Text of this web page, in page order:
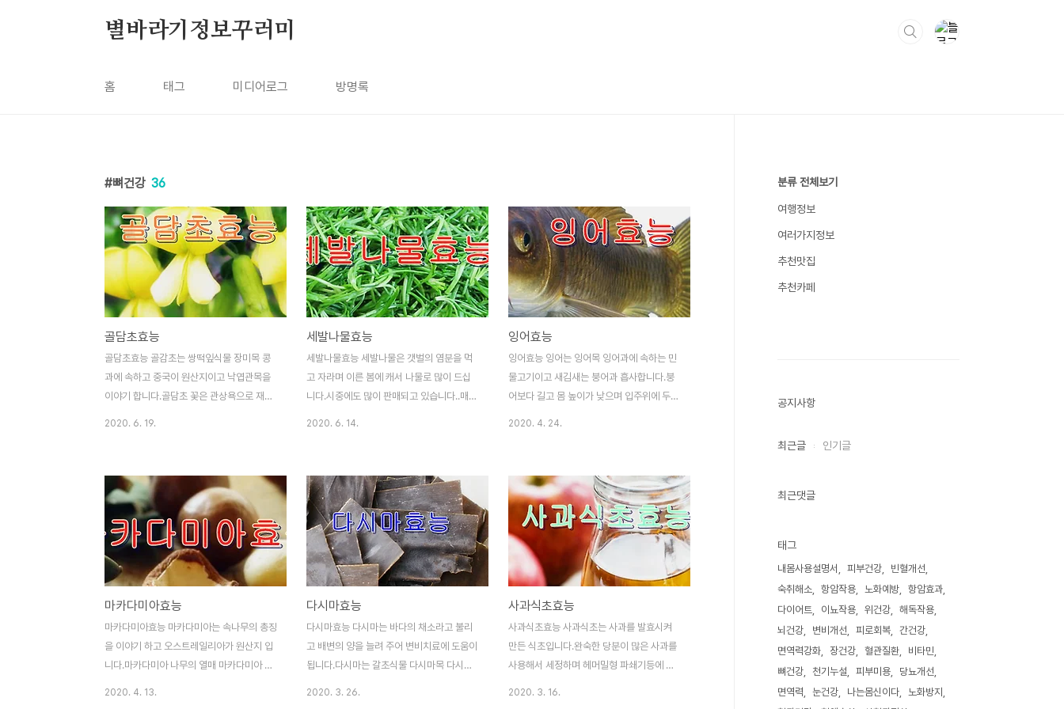
별바라기정보꾸러미
홈 태그 미디어로그 방명록
뼈건강 36
골담초효능
골담초효능 골감초는 쌍떡잎식물 장미목 콩
과에 속하고 중국이 원산지이고 낙엽관목을
이야기 합니다.골담초 꽃은 관상욕으로 재배
을 골담근 금작근이라고 하며 관절통,진통,강
심 이요작용을 촉진하는데 이용됩니다.그럼
골담초 효능을 자세히 알아 보겠습니다. 1.심
혈관질환에 효과골담초는 심혈관질환에 효과
가 있습니다.골담초에는 알칼로이드,사포니.
파코스테롤 등 여러가지 항산화 성분이 들어
있습니다.이 성분들은 혈중 콜레스테롤 수치
를 낮추어 줍니다.그래서 혈액순환과 혈류개
선에 도움이 됩니다.또한 혈압을 강하하고 혈
전방지에도 도움이 됩니다.주기적으로 드시
2020. 6. 19.
세발나물효능
세발나물효능 세발나물은 갯벌의 염분을 먹
고 자라며 이른 봄에 캐서 나물로 많이 드십
니다.시중에도 많이 판매되고 있습니다..매면
다양한 요리에 사용됩니다.그럼 세발나물 효
능을 자세히 알아 보겠습니다 1.뼈 건강에 도
움이 된다세발나물은 칼슘 성분이 들어 있습
니다.그래서 뼈를 튼튼하게 해주며 칼슘 성분
흡수를 도와주며 골다공증 예방에 효과가 있
습니다.칼슘의 함량이 시금치의 20배 정도
이며 바나나는 12배 정도 입니다. 2.항산화.
항암 작용을 한다세발나물에는 베타카로틴
성분이 들어 있습니다.이 성분은 체내 유해한
활성산소를 제거해 주면 세포손..
2020. 6. 14.
잉어효능
잉어효능 잉어는 잉어목 잉어과에 속하는 민
물고기이고 새김새는 붕어과 흡사합니다.붕
어보다 길고 몸 높이가 낮으며 입주위에 두쌍
체적인 잉어 효능을 알아 보겠습니다 1.기력
회복에 도움이 된다잉어에는 단백질과 미네
랄 성분이 들어 있어서 신진대사를 촉진해 줍
니다.그리고 기력을 회복해 주는 효능이 있습
니다.에너지 대사에 큰 영향을 주는 비타민
b1.비타민b2 성분도 들어 있으며 피로를 풀
어주며 기력 보충에 좋습니다 2.혈관건강에
도움이 된다잉어에는 불포화지방산이 풍부합
니다.이 성분은 혈중 콜레스테롤 수치를 감소
시켜 주며 혈액의 흐름을 또한 개선해 줍니
2020. 4. 24.
마카다미아효능
마카다미아효능 마카다미아는 속나무의 총징
을 이야기 하고 오스트레일리아가 원산지 입
니다.마카다미아 나무의 열매 마카다미아 너
2020. 4. 13.
다시마효능
다시마효능 다시마는 바다의 채소라고 불리
고 배변의 양을 늘려 주어 변비치료에 도움이
됩니다.다시마는 갈초식물 다시마목 다시마
2020. 3. 26.
사과식초효능
사과식초효능 사과식초는 사과를 발효시켜
만든 식초입니다.완숙한 당분이 많은 사과를
사용해서 세정하며 헤머밀형 파쇄기등에 세
2020. 3. 16.
분류 전체보기
여행정보
여러가지정보
추천맛집
추천카페
공지사항
최근글 인기글
최근댓글
태그
내몸사용설명서 피부건강
빈혈개선
숙취해소
항암작용 노화예방
항암효과
다이어트
이뇨작용 위건강
해독작용
뇌건강
변비개선 피로회복
간건강
면역력강화
장건강 혈관질환
비타민
뼈건강
천기누설 피부미용
당뇨개선
면역력
눈건강 나는몸신이다
노화방지